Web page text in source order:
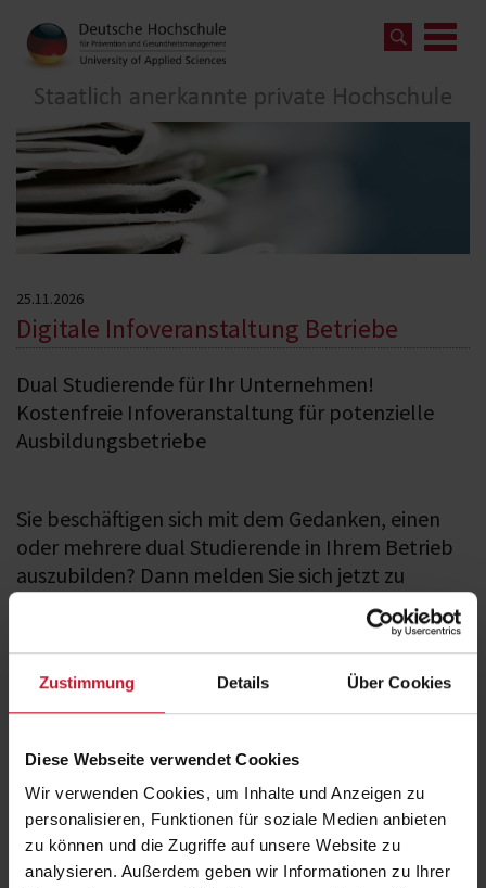
Zustimmung Details Über Cookies
Diese Webseite verwendet Cookies
Wir verwenden Cookies, um Inhalte und Anzeigen zu
personalisieren, Funktionen für soziale Medien anbieten
zu können und die Zugriffe auf unsere Website zu
analysieren. Außerdem geben wir Informationen zu Ihrer
25.11.2026
Digitale Infoveranstaltung Betriebe
Dual Studierende für Ihr Unternehmen!
Kostenfreie Infoveranstaltung für potenzielle
Ausbildungsbetriebe
Sie beschäftigen sich mit dem Gedanken, einen
oder mehrere dual Studierende in Ihrem Betrieb
auszubilden? Dann melden Sie sich jetzt zu
unserer kostenfreien digitalen Infoveranstaltung
über Ihre Aufgaben als Ausbildungsbetrieb bis hin zu den
Recruitingmaßnahmen und der Zusammenarbeit mit dem Career
Themen für Ausbildungsbetriebe der DHfPG.
Die Teilnahme an der digitalen Infoveranstaltung ist über PC/Laptop
sowie über alle mobilen Endgeräte möglich und Fragen werden per
Live-Chat-Funktion von den Referenten individuell beantwortet.